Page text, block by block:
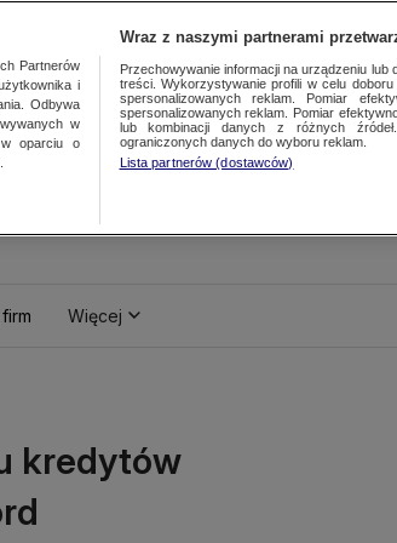
Więcej
kredytów
Partnerów
i
Odbywa
w
oparciu o
Wraz z naszymi partnerami
Przechowywanie informacji na urządzeniu lub
treści. Wykorzystywanie profili w celu
spersonalizowanych reklam. Pomiar
spersonalizowanych reklam. Pomiar
lub kombinacji danych z różnych
ograniczonych danych do wyboru reklam.
Lista partnerów (dostawców)